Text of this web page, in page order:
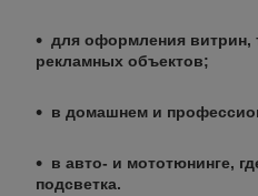
для оформления витрин,
рекламных объектов;
в домашнем и
в авто- и мототюнинге,
подсветка.